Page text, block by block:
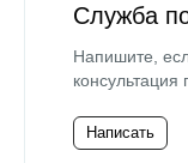
Служба
Напишите,
консультация
Написать